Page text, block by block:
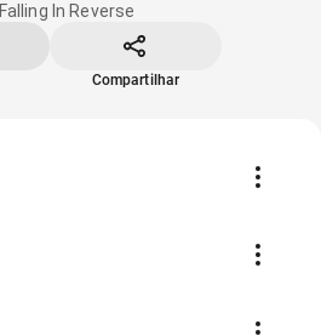
Falling In Reverse
Compartilhar